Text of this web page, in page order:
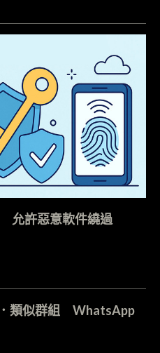
允許惡意軟件繞過
類似群組 WhatsApp